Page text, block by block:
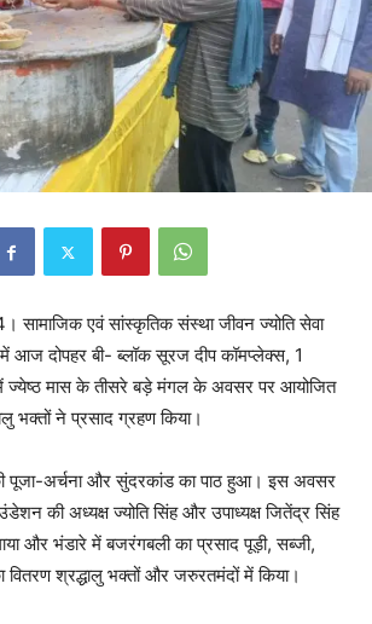
एवं सांस्कृतिक संस्था जीवन ज्योति सेवा
आज दोपहर बी- ब्लॉक सूरज दीप कॉमप्लेक्स, 1
मास के तीसरे बड़े मंगल के अवसर पर आयोजित
भक्तों ने प्रसाद ग्रहण किया।
पूजा-अर्चना और सुंदरकांड का पाठ हुआ। इस अवसर
की अध्यक्ष ज्योति सिंह और उपाध्यक्ष जितेंद्र सिंह
और भंडारे में बजरंगबली का प्रसाद पूड़ी, सब्जी,
श्रद्धालु भक्तों और जरुरतमंदों में किया।